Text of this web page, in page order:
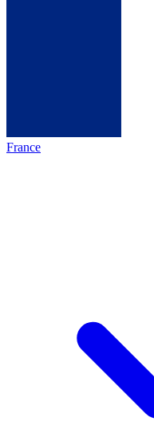
France